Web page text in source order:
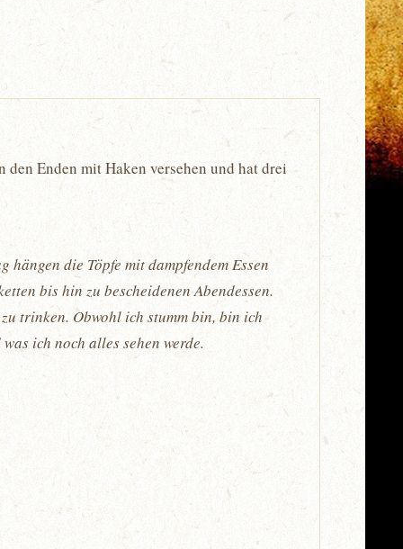
Enden mit Haken versehen und hat drei
die Töpfe mit dampfendem Essen
bis hin zu bescheidenen Abendessen.
trinken. Obwohl ich stumm bin, bin ich
ich noch alles sehen werde.